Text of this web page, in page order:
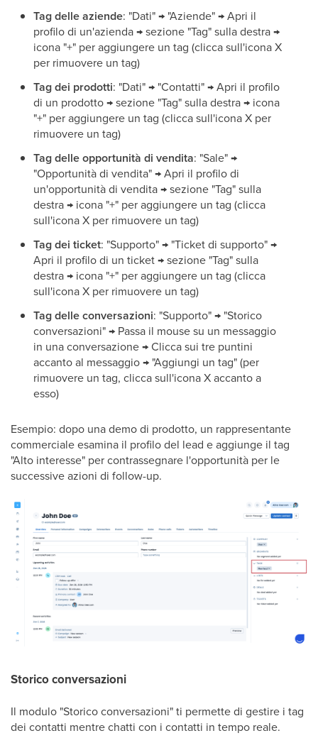
Tag delle aziende: "Dati" → "Aziende" → Apri il
profilo di un'azienda → sezione "Tag" sulla destra →
icona "+" per aggiungere un tag (clicca sull'icona X
per rimuovere un tag)
Tag dei prodotti: "Dati" → "Contatti" → Apri il profilo
di un prodotto → sezione "Tag" sulla destra → icona
"+" per aggiungere un tag (clicca sull'icona X per
rimuovere un tag)
Tag delle opportunità di vendita: "Sale" →
"Opportunità di vendita" → Apri il profilo di
un'opportunità di vendita → sezione "Tag" sulla
destra → icona "+" per aggiungere un tag (clicca
sull'icona X per rimuovere un tag)
Tag dei ticket: "Supporto" → "Ticket di supporto" →
Apri il profilo di un ticket → sezione "Tag" sulla
destra → icona "+" per aggiungere un tag (clicca
sull'icona X per rimuovere un tag)
Tag delle conversazioni: "Supporto" → "Storico
conversazioni" → Passa il mouse su un messaggio
in una conversazione → Clicca sui tre puntini
accanto al messaggio → "Aggiungi un tag" (per
rimuovere un tag, clicca sull'icona X accanto a
esso)
Esempio: dopo una demo di prodotto, un rappresentante
commerciale esamina il profilo del lead e aggiunge il tag
"Alto interesse" per contrassegnare l'opportunità per le
successive azioni di follow-up.
Storico conversazioni
Il modulo "Storico conversazioni" ti permette di gestire i tag
dei contatti mentre chatti con i contatti in tempo reale.